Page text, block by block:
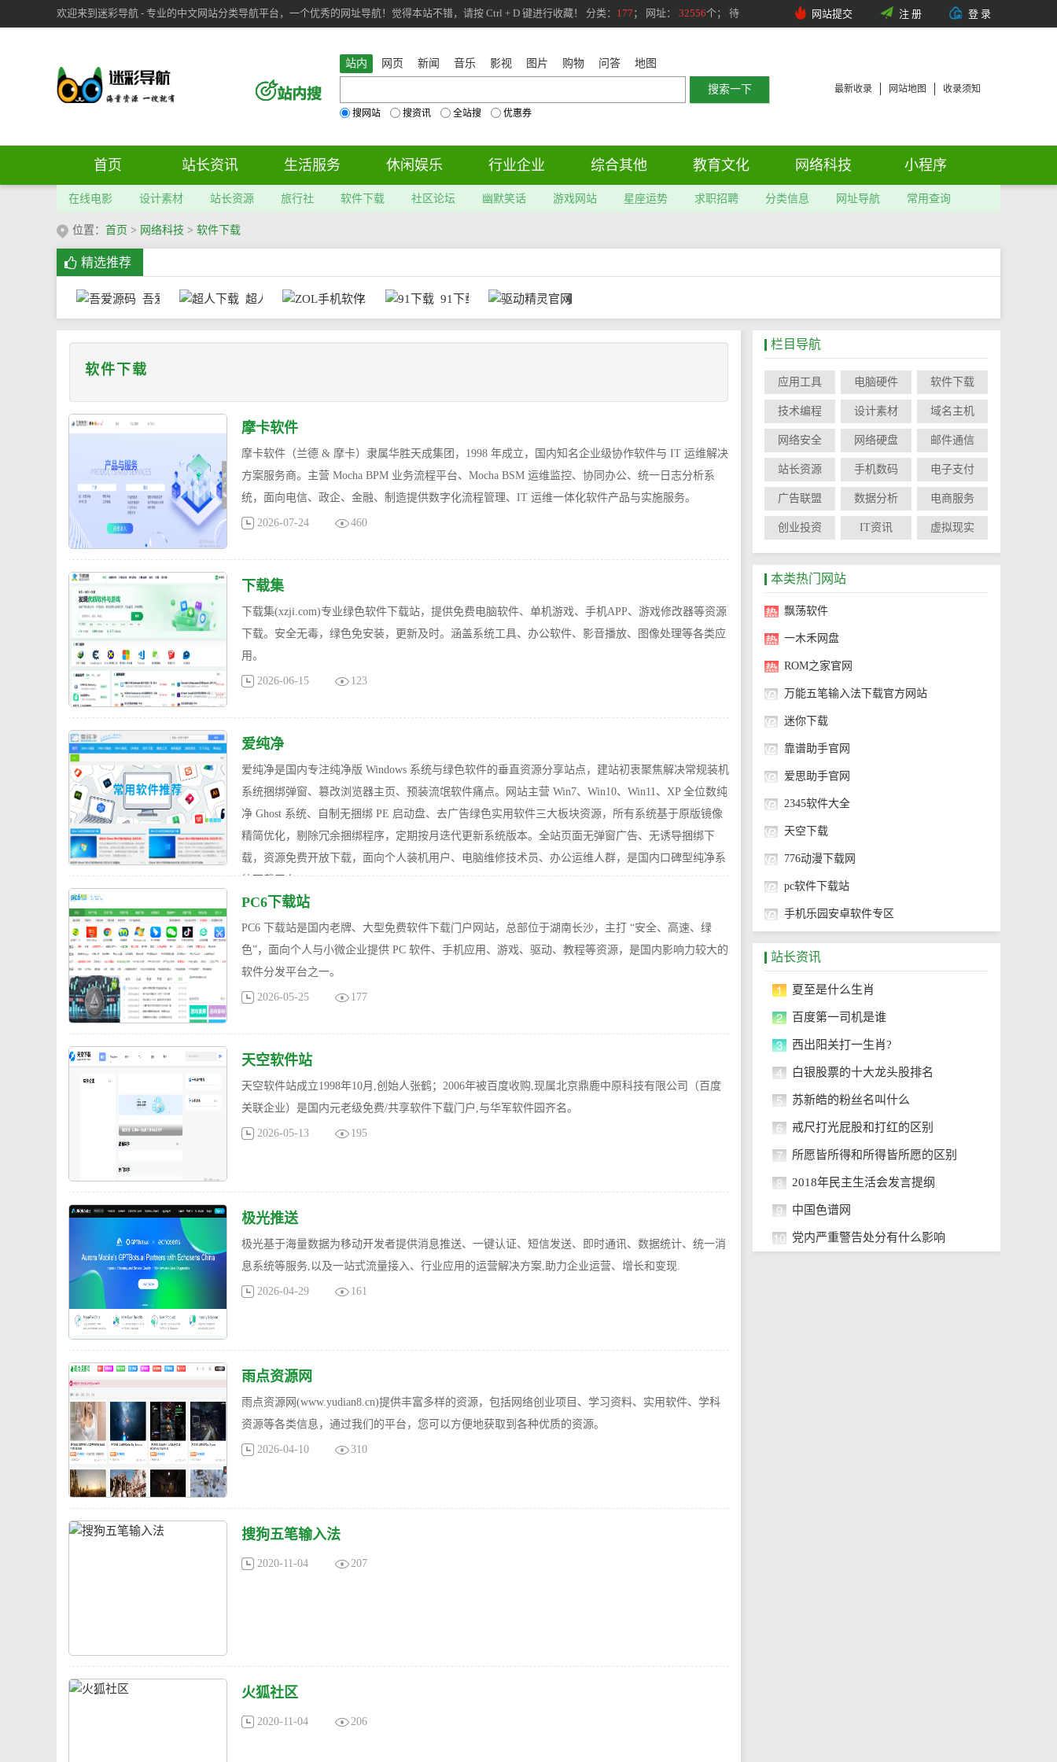
欢迎来到迷彩导航 - 专业的中文网站分类导航平台，一个优秀的网址导航！觉得本站不错，请按 Ctrl + D 键进行收藏！ 分类： 177 ； 网址： 32556个； 待
网站提交 注 册 登 录
站内 网页 新闻 音乐 影视 图片 购物 问答 地图
搜网站 搜资讯 全站搜 优惠券
最新收录 网站地图 收录须知
首页 站长资讯 生活服务 休闲娱乐 行业企业 综合其他 教育文化 网络科技 小程序
在线电影 设计素材 站长资源 旅行社 软件下载 社区论坛 幽默笑话 游戏网站 星座运势 求职招聘 分类信息 网址导航 常用查询
位置： 首页 > 网络科技 > 软件下载
精选推荐
吾爱源码 超人下载 ZOL手机软件 91下载 驱动精灵官网
软件下载
摩卡软件
摩卡软件（兰德 & 摩卡）隶属华胜天成集团，1998 年成立，国内知名企业级协作软件与 IT 运维解决
方案服务商。主营 Mocha BPM 业务流程平台、Mocha BSM 运维监控、协同办公、统一日志分析系
统，面向电信、政企、金融、制造提供数字化流程管理、IT 运维一体化软件产品与实施服务。
2026-07-24 460
下载集
下载集(xzji.com)专业绿色软件下载站，提供免费电脑软件、单机游戏、手机APP、游戏修改器等资源
下载。安全无毒，绿色免安装，更新及时。涵盖系统工具、办公软件、影音播放、图像处理等各类应
用。
2026-06-15 123
爱纯净
爱纯净是国内专注纯净版 Windows 系统与绿色软件的垂直资源分享站点，建站初衷聚焦解决常规装机
系统捆绑弹窗、篡改浏览器主页、预装流氓软件痛点。网站主营 Win7、Win10、Win11、XP 全位数纯
净 Ghost 系统、自制无捆绑 PE 启动盘、去广告绿色实用软件三大板块资源，所有系统基于原版镜像
精简优化，剔除冗余捆绑程序，定期按月迭代更新系统版本。全站页面无弹窗广告、无诱导捆绑下
载，资源免费开放下载，面向个人装机用户、电脑维修技术员、办公运维人群，是国内口碑型纯净系
统下载平台。
2026-06-05
PC6下载站
PC6 下载站是国内老牌、大型免费软件下载门户网站，总部位于湖南长沙，主打 “安全、高速、绿
色”，面向个人与小微企业提供 PC 软件、手机应用、游戏、驱动、教程等资源，是国内影响力较大的
软件分发平台之一。
2026-05-25 177
天空软件站
天空软件站成立1998年10月,创始人张鹤；2006年被百度收购,现属北京鼎鹿中原科技有限公司（百度
关联企业）是国内元老级免费/共享软件下载门户,与华军软件园齐名。
2026-05-13 195
极光推送
极光基于海量数据为移动开发者提供消息推送、一键认证、短信发送、即时通讯、数据统计、统一消
息系统等服务,以及一站式流量接入、行业应用的运营解决方案,助力企业运营、增长和变现.
2026-04-29 161
雨点资源网
雨点资源网(www.yudian8.cn)提供丰富多样的资源，包括网络创业项目、学习资料、实用软件、学科
资源等各类信息，通过我们的平台，您可以方便地获取到各种优质的资源。
2026-04-10 310
搜狗五笔输入法
2020-11-04 207
火狐社区
2020-11-04 206
栏目导航
应用工具 电脑硬件 软件下载
技术编程 设计素材 域名主机
网络安全 网络硬盘 邮件通信
站长资源 手机数码 电子支付
广告联盟 数据分析 电商服务
创业投资 IT资讯 虚拟现实
本类热门网站
飘荡软件
一木禾网盘
ROM之家官网
万能五笔输入法下载官方网站
迷你下载
靠谱助手官网
爱思助手官网
2345软件大全
天空下载
776动漫下载网
pc软件下载站
手机乐园安卓软件专区
站长资讯
1 夏至是什么生肖
2 百度第一司机是谁
3 西出阳关打一生肖?
4 白银股票的十大龙头股排名
5 苏新皓的粉丝名叫什么
6 戒尺打光屁股和打红的区别
7 所愿皆所得和所得皆所愿的区别
8 2018年民主生活会发言提纲
9 中国色谱网
10 党内严重警告处分有什么影响